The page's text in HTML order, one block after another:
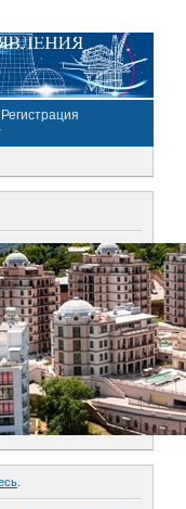
Регистрация